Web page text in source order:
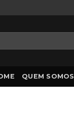
QUEM SOMOS